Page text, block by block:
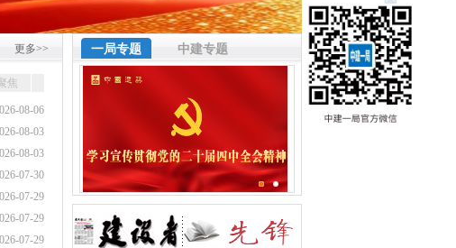
更多>>
焦
08-06
08-03
08-03
07-30
07-29
07-29
07-29
一局专题 中建专题